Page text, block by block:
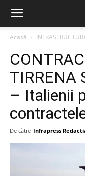
Acasă
TIRRENA
– Italienii
De către Infrapress